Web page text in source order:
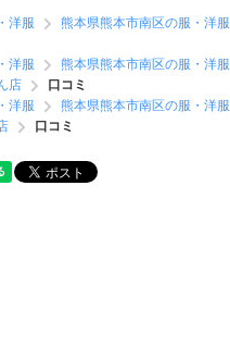
洋服
熊本県熊本市南区の服・洋服
洋服
熊本県熊本市南区の服・洋服
店
口コミ
洋服
熊本県熊本市南区の服・洋服
口コミ